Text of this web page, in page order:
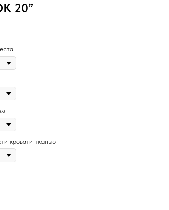
20”
кровати тканью